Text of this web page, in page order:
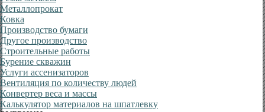
Металлопрокат
Ковка
Производство бумаги
Другое производство
Строительные работы
Бурение скважин
Услуги ассенизаторов
Вентиляция по количеству людей
Конвертер веса и массы
Калькулятор материалов на шпатлевку